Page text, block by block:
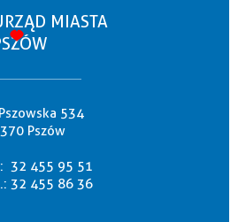
MIASTA
534
Pszów
32 455 95 51
32 455 86 36